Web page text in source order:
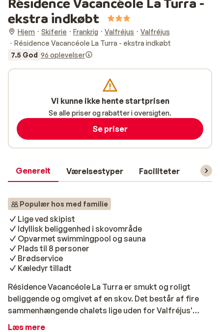
ekstra indkøbt
Hjem Skiferie Frankrig Valfréjus
Valfréjus
Résidence Vacancéole La Turra - ekstra indkøbt
7.5 God 96 oplevelser
Generelt Værelsestyper Faciliteter
Populær hos med familie
Lige ved skipist
Idyllisk beliggenhed i skovområde
Opvarmet swimmingpool og sauna
Plads til 8 personer
Brødservice
Kæledyr tilladt
Résidence Vacancéole La Turra er smukt og roligt
beliggende og omgivet af en skov. Det består af fire
sammenhængende chalets lige uden for Valfréjus'
centrum. Bob Park's blå løjpe Charmasson stopper lige
Læs mere
Vi kunne ikke hente startprisen
Se alle priser og rabatter i oversigten.
Se priser